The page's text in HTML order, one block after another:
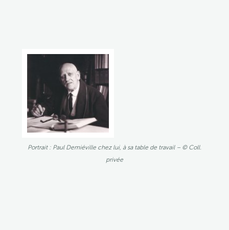
Portrait : Paul Demiéville chez lui, à sa table de travail – © Coll.
privée
1979)
Portrait
Demiéville